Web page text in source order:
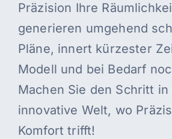
Präzision Ihre
generieren umgehend
Pläne, innert kürzester
Modell und bei Bedarf
Machen Sie den Schritt in
innovative Welt, wo
Komfort trifft!